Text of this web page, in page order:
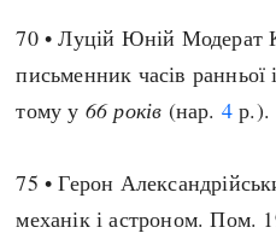
70 • Луцій Юній Модерат
письменник часів ранньої
тому у 66 років (нар. 4 р.).
75 • Герон
механік і астроном. Пом.